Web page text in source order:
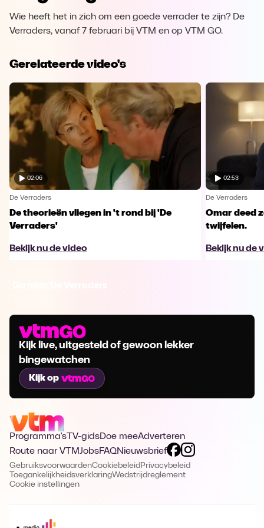
Wie heeft het in zich om een goede verrader te zijn? De
Verraders, vanaf 7 februari bij VTM en op VTM GO.
Gerelateerde video's
02:06
De Verraders
De theorieën vliegen in 't rond bij 'De
Verraders'
Bekijk nu de video
02:53
De Verraders
Omar deed
twijfelen.
Bekijk nu de
Kijk live, uitgesteld of gewoon lekker
bingewatchen
Kijk op
Programma's TV-gidsDoe meeAdverteren
Route naar VTMJobsFAQNieuwsbrief
GebruiksvoorwaardenCookiebeleid Privacybeleid
ToegankelijkheidsverklaringWedstrijdreglement
Cookie instellingen